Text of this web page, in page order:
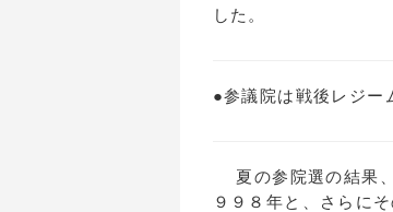
した。
●参議院は戦後レジー
夏の参院選の結果、
９９８年と、さらに